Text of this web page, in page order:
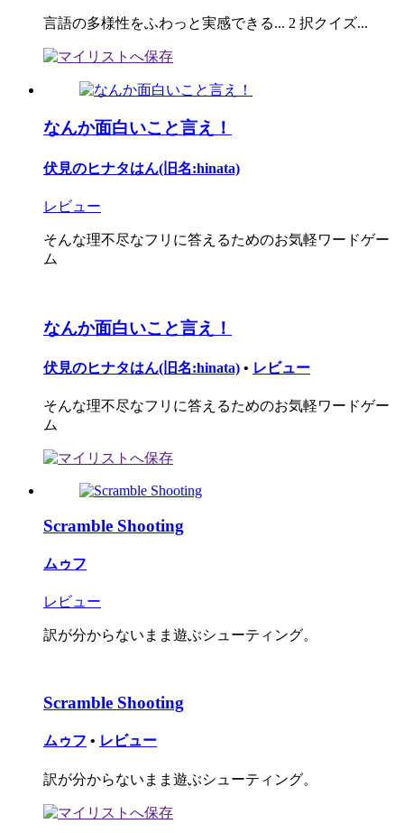
言語の多様性をふわっと実感できる... 2 択クイズ...
なんか面白いこと言え！
伏見のヒナタはん(旧名:hinata)
レビュー
そんな理不尽なフリに答えるためのお気軽ワードゲー
ム
なんか面白いこと言え！
伏見のヒナタはん(旧名:hinata) • レビュー
そんな理不尽なフリに答えるためのお気軽ワードゲー
ム
Scramble Shooting
ムゥフ
レビュー
訳が分からないまま遊ぶシューティング。
Scramble Shooting
ムゥフ • レビュー
訳が分からないまま遊ぶシューティング。